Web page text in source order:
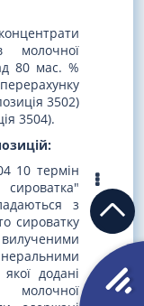
молочної
80 мас. %
3502)
3504).
10 термін
з
сироватку
додані
молочної